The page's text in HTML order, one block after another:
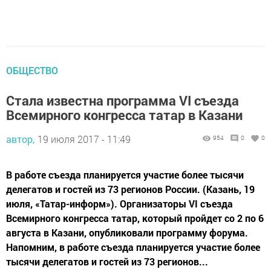
ОБЩЕСТВО
Стала известна программа VI съезда
Всемирного конгресса татар в Казани
автор, 19 июля 2017 - 11:49 954 0 0
В работе съезда планируется участие более тысячи
делегатов и гостей из 73 регионов России. (Казань, 19
июля, «Татар-информ»). Организаторы VI съезда
Всемирного конгресса татар, который пройдет со 2 по 6
августа в Казани, опубликовали программу форума.
Напомним, в работе съезда планируется участие более
тысячи делегатов и гостей из 73 регионов...